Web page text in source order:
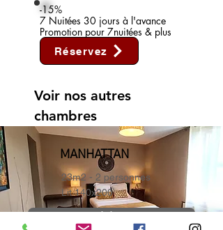
-15%
7 Nuitées 30 jours à l'avance
Promotion pour 7nuitées & plus
Réservez
Voir nos autres
chambres
MANHATTAN
23m2 - 2 personnes
Lit 140x200
Visitez